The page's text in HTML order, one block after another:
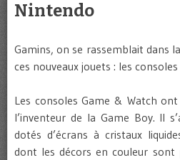
Nintendo
Gamins, on se rassemblait dans
ces nouveaux jouets : les
Les consoles Game & Watch
l’inventeur de la Game Boy. Il
dotés d’écrans à cristaux
dont les décors en couleur